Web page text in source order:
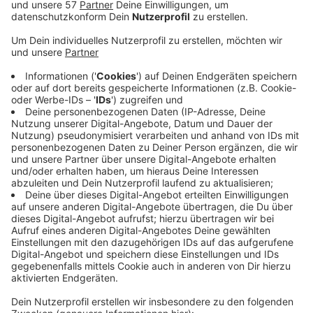
Zum schweren Unfall am Dienstagnachmittag in
Eschweiler, bei dem ein Motorradfahrer schwer
verletzt wurde, sucht die Aachener Polizei Zeugen.
L238/Bourheimer Straße Richtung Fronhoven einen
PKW und einen LKW vor ihm überholen wollen.
Allerdings ist laut Polizei gleichzeitig auch der PKW-
Fahrer zum Überholen ausgeschert und hat den
Motorradfahrer abgedrängt, so dass der Biker im
Straßengraben gelandet ist.
LKW und PKW sind weitergefahren, ihre Fahrer werden
gesucht.
Sie sollen sich bei der Polizei melden - zu
Bürodienstzeiten unter der Rufnummer 0241/9577-
42101. Außerdem sucht die Polizei Zeugen, die
sachdienliche Hinweise zum Unfallhergang und/oder